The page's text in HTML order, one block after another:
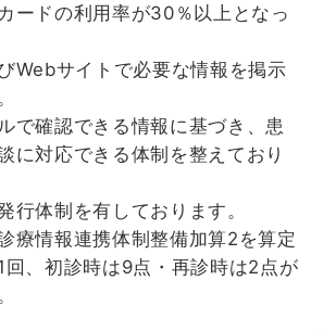
ードの利用率が30％以上となっ
Webサイトで必要な情報を掲示
で確認できる情報に基づき、患
に対応できる体制を整えており
行体制を有しております。
療情報連携体制整備加算2を算定
回、初診時は9点・再診時は2点が